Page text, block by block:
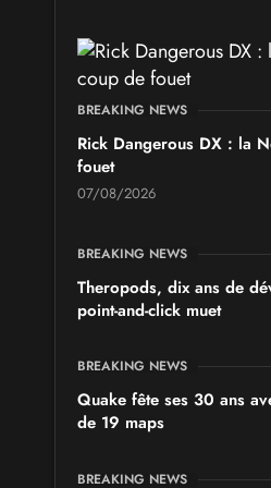
SALONS & CONVENTIONS
GeekNIID 2026
les 19 et 20 septembre 2026 -
SALONS & CONVENTIONS
Japan Manga Wave
BREAKING NEWS
Rick Dangerous DX : la
fouet
07/08/2026
BREAKING NEWS
Theropods, dix ans de
point-and-click muet
BREAKING NEWS
Quake fête ses 30 ans
de 19 maps
BREAKING NEWS